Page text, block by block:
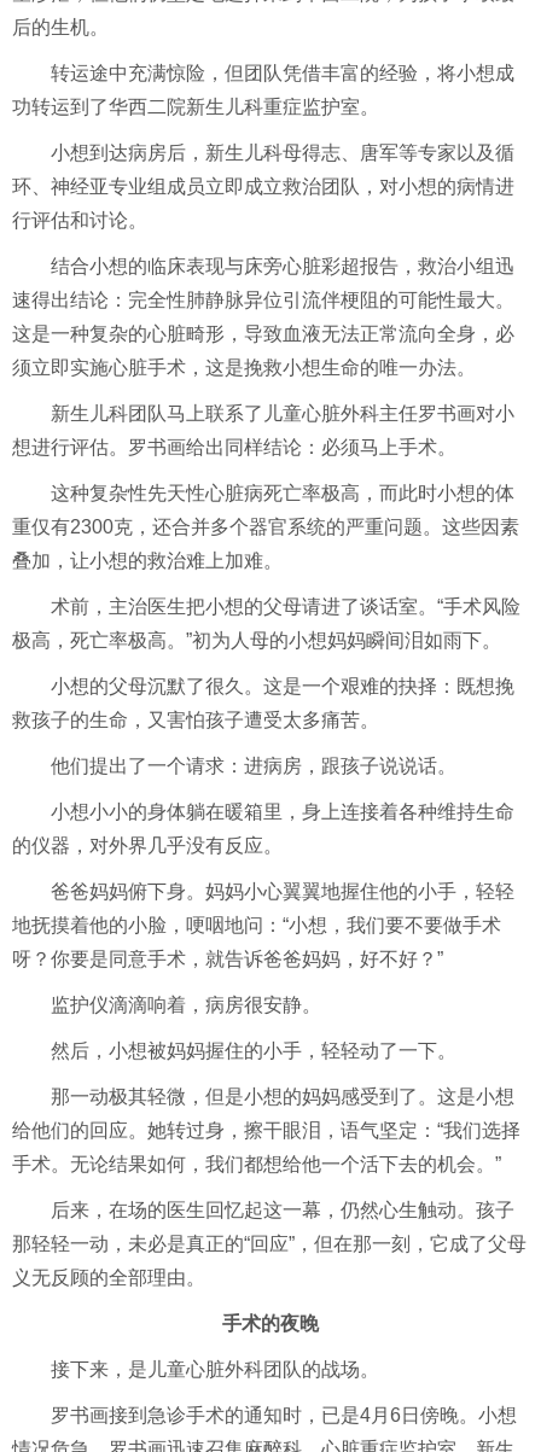
后的生机。
转运途中充满惊险，但团队凭借丰富的经验，将小想成
功转运到了华西二院新生儿科重症监护室。
小想到达病房后，新生儿科母得志、唐军等专家以及循
环、神经亚专业组成员立即成立救治团队，对小想的病情进
行评估和讨论。
结合小想的临床表现与床旁心脏彩超报告，救治小组迅
速得出结论：完全性肺静脉异位引流伴梗阻的可能性最大。
这是一种复杂的心脏畸形，导致血液无法正常流向全身，必
须立即实施心脏手术，这是挽救小想生命的唯一办法。
新生儿科团队马上联系了儿童心脏外科主任罗书画对小
想进行评估。罗书画给出同样结论：必须马上手术。
这种复杂性先天性心脏病死亡率极高，而此时小想的体
重仅有2300克，还合并多个器官系统的严重问题。这些因素
叠加，让小想的救治难上加难。
术前，主治医生把小想的父母请进了谈话室。“手术风险
极高，死亡率极高。”初为人母的小想妈妈瞬间泪如雨下。
小想的父母沉默了很久。这是一个艰难的抉择：既想挽
救孩子的生命，又害怕孩子遭受太多痛苦。
他们提出了一个请求：进病房，跟孩子说说话。
小想小小的身体躺在暖箱里，身上连接着各种维持生命
的仪器，对外界几乎没有反应。
爸爸妈妈俯下身。妈妈小心翼翼地握住他的小手，轻轻
地抚摸着他的小脸，哽咽地问：“小想，我们要不要做手术
呀？你要是同意手术，就告诉爸爸妈妈，好不好？”
监护仪滴滴响着，病房很安静。
然后，小想被妈妈握住的小手，轻轻动了一下。
那一动极其轻微，但是小想的妈妈感受到了。这是小想
给他们的回应。她转过身，擦干眼泪，语气坚定：“我们选择
手术。无论结果如何，我们都想给他一个活下去的机会。”
后来，在场的医生回忆起这一幕，仍然心生触动。孩子
那轻轻一动，未必是真正的“回应”，但在那一刻，它成了父母
义无反顾的全部理由。
手术的夜晚
接下来，是儿童心脏外科团队的战场。
罗书画接到急诊手术的通知时，已是4月6日傍晚。小想